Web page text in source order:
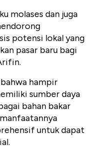
molases dan juga
potensi lokal yang
pasar baru bagi
hampir
sumber daya
bahan bakar
untuk dapat